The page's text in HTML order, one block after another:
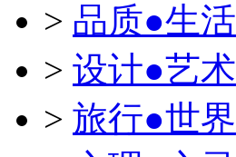
> 品质●生活
> 设计●艺术
> 旅行●世界